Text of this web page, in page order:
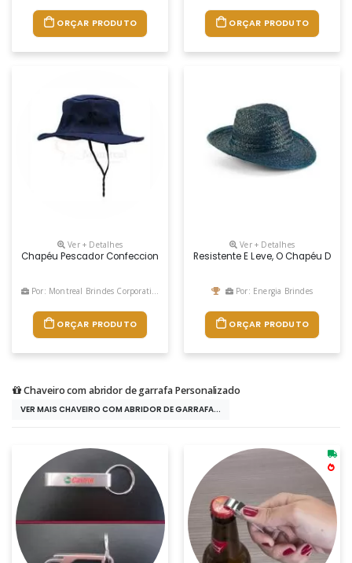
ORÇAR PRODUTO ORÇAR PRODUTO
Ver + Detalhes
Chapéu Pescador Confeccionado Em Brim De Alta Densidade,
Por: Montreal Brindes Corporativos
ORÇAR PRODUTO
Ver + Detalhes
Resistente E Leve, O Chapéu De
Por: Energia Brindes
ORÇAR PRODUTO
Chaveiro com abridor de garrafa Personalizado
VER MAIS CHAVEIRO COM ABRIDOR DE GARRAFA...